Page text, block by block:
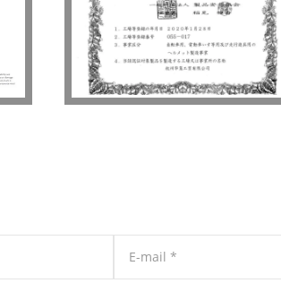
E-mail *